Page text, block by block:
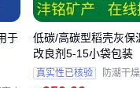
再生
小，却
五、
于
低碳/高碳型稻壳灰保
改良剂5-15小袋包装
真实性已核验 防潮干